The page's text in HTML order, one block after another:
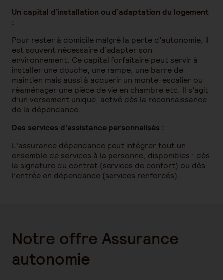
Un capital d’installation ou d’adaptation du logement
:
Pour rester à domicile malgré la perte d’autonomie, il
est souvent nécessaire d’adapter son
environnement. Ce capital forfaitaire peut servir à
installer une douche, une rampe, une barre de
maintien mais aussi à acquérir un monte-escalier ou
réaménager une pièce de vie en chambre etc. Il s’agit
d’un versement unique, activé dès la reconnaissance
de la dépendance.
Des services d’assistance personnalisés :
L’assurance dépendance peut intégrer tout un
ensemble de services à la personne, disponibles : dès
la signature du contrat (services de confort) ou dès
l’entrée en dépendance (services renforcés).
Notre offre Assurance
autonomie